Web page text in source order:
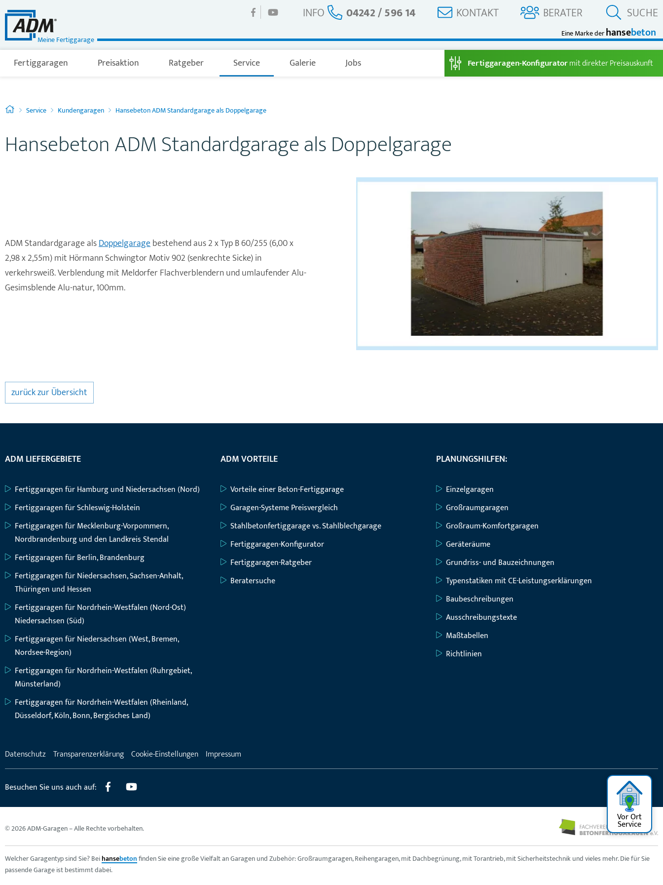
Meine Fertiggarage
Eine Marke derhansebeton
INFO 04242 / 596 14 KONTAKT BERATER SUCHE
Fertiggaragen Preisaktion Ratgeber Service Galerie Jobs Fertiggaragen-Konfiguratormit direkter Preisauskunft
Service Kundengaragen Hansebeton ADM Standardgarage als Doppelgarage
Hansebeton ADM Standardgarage als Doppelgarage
ADM Standardgarage alsDoppelgaragebestehend aus 2 x Typ B 60/255 (6,00 x
2,98 x 2,55m) mit Hörmann Schwingtor Motiv 902 (senkrechte Sicke) in
verkehrsweiß. Verblendung mit Meldorfer Flachverblendern und umlaufender Alu-
Gesimsblende Alu-natur, 100mm.
zurück zur Übersicht
ADM LIEFERGEBIETE
Fertiggaragen für Hamburg und Niedersachsen (Nord)
Fertiggaragen für Schleswig-Holstein
Fertiggaragen für Mecklenburg-Vorpommern,
Nordbrandenburg und den Landkreis Stendal
Fertiggaragen für Berlin, Brandenburg
Fertiggaragen für Niedersachsen, Sachsen-Anhalt,
Thüringen und Hessen
Fertiggaragen für Nordrhein-Westfalen (Nord-Ost)
Niedersachsen (Süd)
Fertiggaragen für Niedersachsen (West, Bremen,
Nordsee-Region)
Fertiggaragen für Nordrhein-Westfalen (Ruhrgebiet,
Münsterland)
Fertiggaragen für Nordrhein-Westfalen (Rheinland,
Düsseldorf, Köln, Bonn, Bergisches Land)
ADM VORTEILE
Vorteile einer Beton-Fertiggarage
Garagen-Systeme Preisvergleich
Stahlbetonfertiggarage vs. Stahlblechgarage
Fertiggaragen-Konfigurator
Fertiggaragen-Ratgeber
Beratersuche
PLANUNGSHILFEN:
Einzelgaragen
Großraumgaragen
Großraum-Komfortgaragen
Geräteräume
Grundriss- und Bauzeichnungen
Typenstatiken mit CE-Leistungserklärungen
Baubeschreibungen
Ausschreibungstexte
Maßtabellen
Richtlinien
Datenschutz Transparenzerklärung Cookie-Einstellungen Impressum
Besuchen Sie uns auch auf:
© 2026 ADM-Garagen – Alle Rechte vorbehalten.
Welcher Garagentyp sind Sie? Beihansebetonfinden Sie eine große Vielfalt an Garagen und Zubehör: Großraumgaragen, Reihengaragen, mit Dachbegrünung, mit Torantrieb, mit Sicherheitstechnik und vieles mehr. Die für Sie
passende Garage ist bestimmt dabei.
Vor Ort
Service